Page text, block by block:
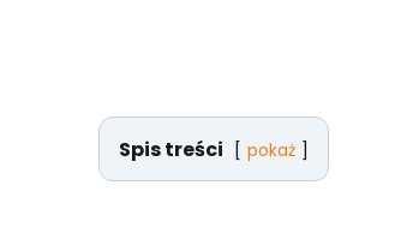
Spis treści pokaż